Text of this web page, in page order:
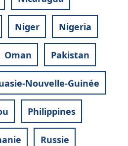
Niger Nigeria
Oman Pakistan
Nouvelle-Guinée
Philippines
Russie